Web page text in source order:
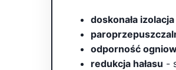
doskonała
odporność
redukcja hałasu -